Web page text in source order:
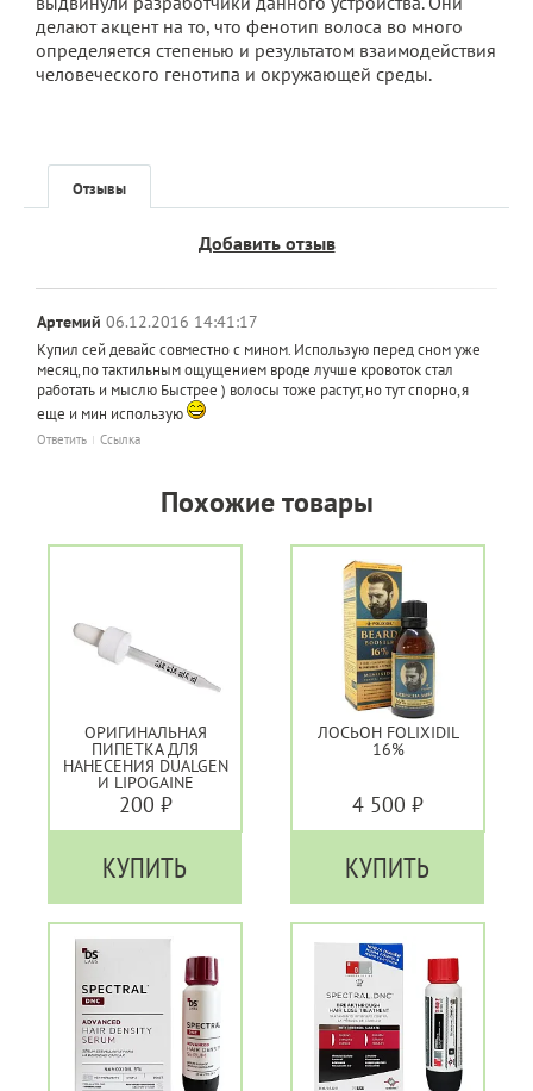
делают акцент на то, что фенотип волоса во много
определяется степенью и результатом взаимодействия
человеческого генотипа и окружающей среды.
Отзывы
Добавить отзыв
Артемий 06.12.2016 14:41:17
Купил сей девайс совместно с мином. Использую перед сном уже
месяц,по тактильным ощущением вроде лучше кровоток стал
работать и мыслю Быстрее ) волосы тоже растут,но тут спорно,я
еще и мин использую
Ответить Ссылка
Похожие товары
ОРИГИНАЛЬНАЯ
ПИПЕТКА ДЛЯ
НАНЕСЕНИЯ DUALGEN
И LIPOGAINE
200 ₽
КУПИТЬ
ЛОСЬОН FOLIXIDIL
16%
4 500 ₽
КУПИТЬ